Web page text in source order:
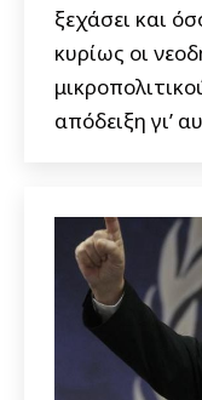
ξεχάσει και
κυρίως οι
απόδειξη γι’